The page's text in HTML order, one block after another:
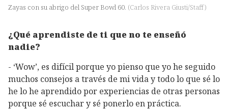
Zayas con su abrigo del Super Bowl 60. (Carlos Rivera Giusti/Staff)
¿Qué aprendiste de ti que no te enseñó
nadie?
- ‘Wow’, es difícil porque yo pienso que yo he seguido
muchos consejos a través de mi vida y todo lo que sé lo
he lo he aprendido por experiencias de otras personas
porque sé escuchar y sé ponerlo en práctica.